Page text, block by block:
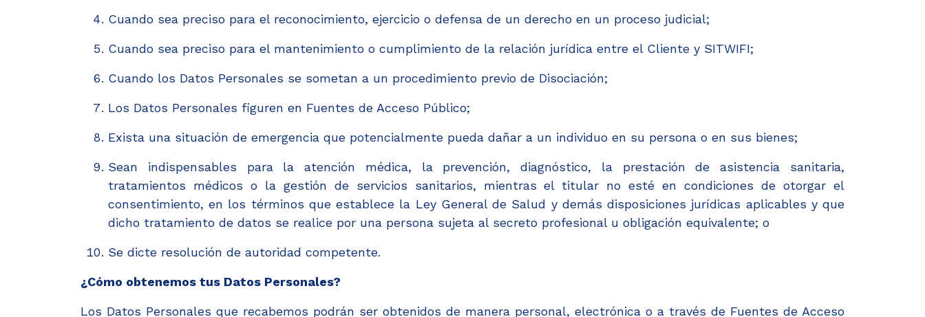
Cuando sea preciso para el reconocimiento, ejercicio o defensa de un derecho en un proceso judicial;
Cuando sea preciso para el mantenimiento o cumplimiento de la relación jurídica entre el Cliente y SITWIFI;
Cuando los Datos Personales se sometan a un procedimiento previo de Disociación;
Los Datos Personales figuren en Fuentes de Acceso Público;
Exista una situación de emergencia que potencialmente pueda dañar a un individuo en su persona o en sus bienes;
Sean indispensables para la atención médica, la prevención, diagnóstico, la prestación de asistencia sanitaria,
tratamientos médicos o la gestión de servicios sanitarios, mientras el titular no esté en condiciones de otorgar el
consentimiento, en los términos que establece la Ley General de Salud y demás disposiciones jurídicas aplicables y que
dicho tratamiento de datos se realice por una persona sujeta al secreto profesional u obligación equivalente; o
Se dicte resolución de autoridad competente.
¿Cómo obtenemos tus Datos Personales?
Los Datos Personales que recabemos podrán ser obtenidos de manera personal, electrónica o a través de Fuentes de Acceso